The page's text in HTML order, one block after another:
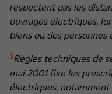
respectent pas les
ouvrages électriques,
biens ou des personnes
3Règles techniques de
mai 2001 fixe les
électriques, notamment